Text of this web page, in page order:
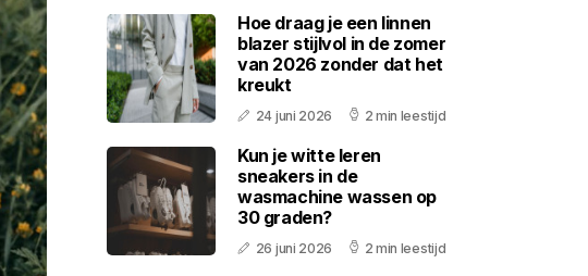
Hoe draag je een linnen
blazer stijlvol in de zomer
van 2026 zonder dat het
kreukt
24 juni 2026 2 min leestijd
Kun je witte leren
sneakers in de
wasmachine wassen op
30 graden?
26 juni 2026 2 min leestijd